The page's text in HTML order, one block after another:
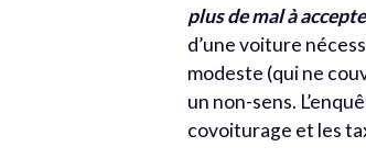
plus de mal à
d’une voiture
modeste (qui ne
un non-sens.
covoiturage et les